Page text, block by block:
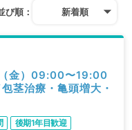
び順： 新着順
金）09:00〜19:00
茎治療・亀頭増大・
後期1年目歓迎